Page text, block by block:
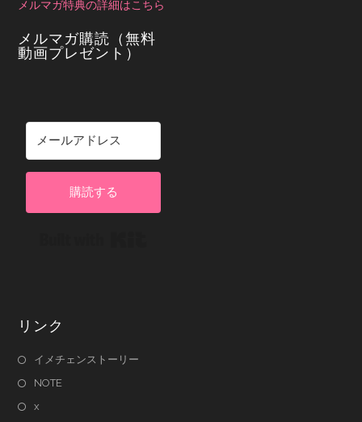
メルマガ特典の詳細はこちら
メルマガ購読（無料
動画プレゼント）
購読する
リンク
イメチェンストーリー
NOTE
x